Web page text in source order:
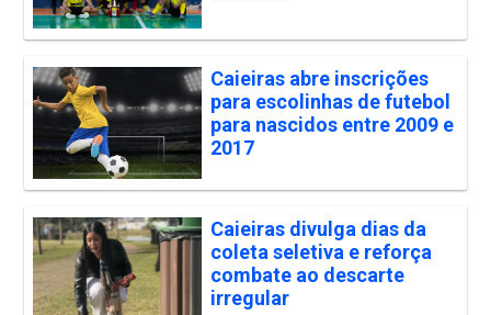
Caieiras abre inscrições
para escolinhas de futebol
para nascidos entre 2009 e
2017
Caieiras divulga dias da
coleta seletiva e reforça
combate ao descarte
irregular